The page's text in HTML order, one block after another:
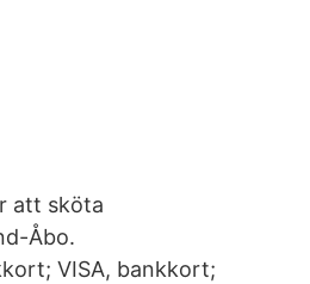
att sköta
Åbo.
VISA, bankkort;